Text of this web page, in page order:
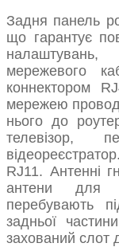
Задня панель
що гарантує
мережевого
коннектором
мережею
нього до
телевізор,
RJ11. Антенні
антени для
перебувають
задньої
захований слот